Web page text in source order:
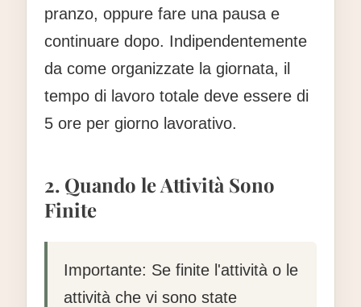
pranzo, oppure fare una pausa e
continuare dopo. Indipendentemente
da come organizzate la giornata, il
tempo di lavoro totale deve essere di
5 ore per giorno lavorativo.
2. Quando le Attività Sono
Finite
Importante: Se finite l'attività o le
attività che vi sono state